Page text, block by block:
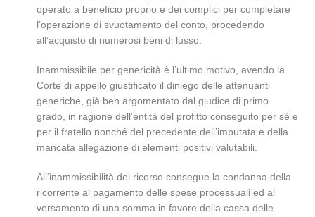
operato a beneficio proprio e dei complici per completare
l’operazione di svuotamento del conto, procedendo
all’acquisto di numerosi beni di lusso.
Inammissibile per genericità è l’ultimo motivo, avendo la
Corte di appello giustificato il diniego delle attenuanti
generiche, già ben argomentato dal giudice di primo
grado, in ragione dell’entità del profitto conseguito per sé e
per il fratello nonché del precedente dell’imputata e della
mancata allegazione di elementi positivi valutabili.
All’inammissibilità del ricorso consegue la condanna della
ricorrente al pagamento delle spese processuali ed al
versamento di una somma in favore della cassa delle